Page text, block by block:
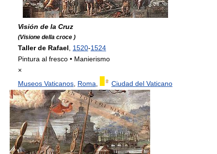
Visión de la Cruz
(Visione della croce )
Taller de Rafael 1520-1524
Pintura al fresco • Manierismo
×
Museos Vaticanos Roma Ciudad del Vaticano